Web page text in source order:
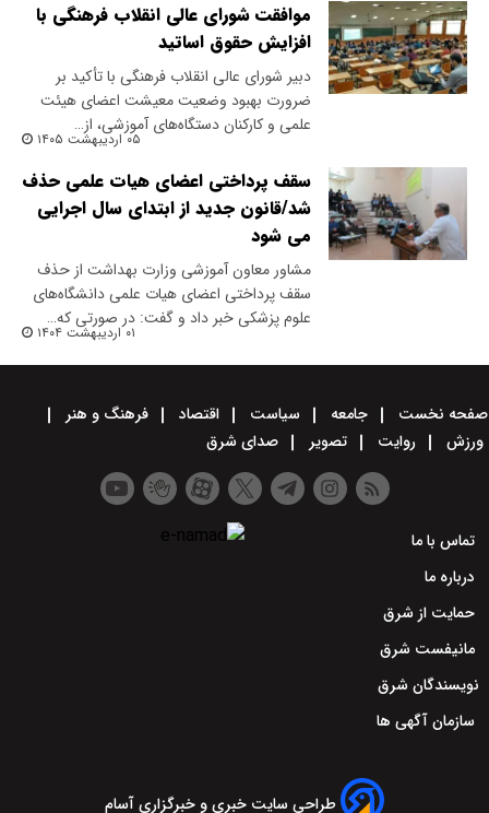
موافقت شورای عالی انقلاب فرهنگی با
افزایش حقوق اساتید
دبیر شورای عالی انقلاب فرهنگی با تأکید بر
ضرورت بهبود وضعیت معیشت اعضای هیئت
علمی و کارکنان دستگاه‌های آموزشی، از…
۰۵ اردیبهشت ۱۴۰۵
سقف پرداختی اعضای هیات علمی حذف
شد/قانون جدید از ابتدای سال اجرایی
می شود
مشاور معاون آموزشی وزارت بهداشت از حذف
سقف پرداختی اعضای هیات علمی دانشگاه‌های
علوم پزشکی خبر داد و گفت: در صورتی که…
۰۱ اردیبهشت ۱۴۰۴
صفحه نخست جامعه سیاست اقتصاد
فرهنگ و هنر
ورزش
روایت تصویر صدای شرق
تماس با ما
درباره ما
حمایت از شرق
مانیفست شرق
نویسندگان شرق
سازمان آگهی ها
طراحی سایت خبری و خبرگزاری آسام